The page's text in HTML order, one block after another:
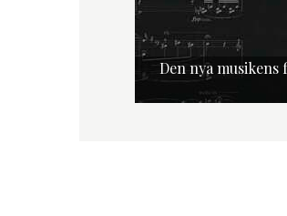
Den nya musikens